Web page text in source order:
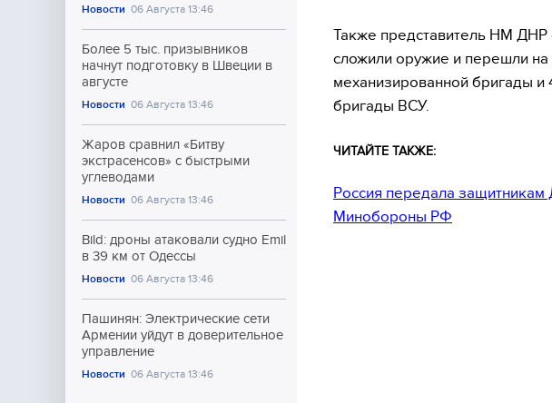
Новости 06 Августа 13:46
Более 5 тыс. призывников
начнут подготовку в Швеции в
августе
Новости 06 Августа 13:46
Жаров сравнил «Битву
экстрасенсов» с быстрыми
углеводами
Новости 06 Августа 13:46
Bild: дроны атаковали судно Emil
в 39 км от Одессы
Новости 06 Августа 13:46
Пашинян: Электрические сети
Армении уйдут в доверительное
управление
Новости 06 Августа 13:46
Также представитель НМ ДНР
сложили оружие и перешли на
механизированной бригады
бригады ВСУ.
ЧИТАЙТЕ ТАКЖЕ:
Россия передала
Минобороны РФ